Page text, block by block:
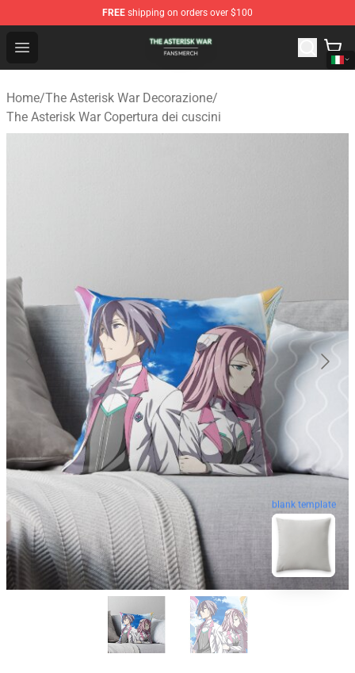
FREE shipping on orders over $100
Open menu
The Asterisk War Shop - Official The Asterisk War
Home/The Asterisk War Decorazione/
The Asterisk War Copertura dei cuscini
blank template